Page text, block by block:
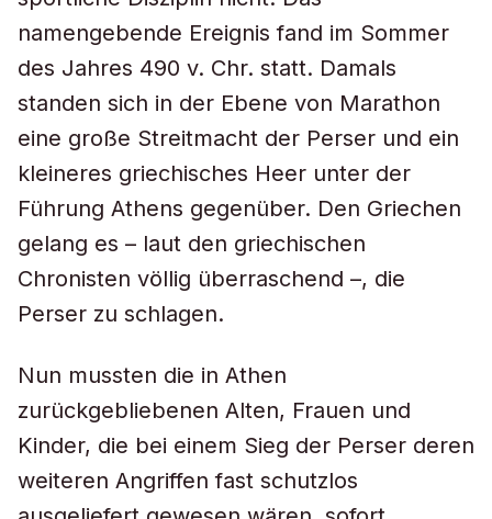
namengebende Ereignis fand im Sommer
des Jahres 490 v. Chr. statt. Damals
standen sich in der Ebene von Marathon
eine große Streitmacht der Perser und ein
kleineres griechisches Heer unter der
Führung Athens gegenüber. Den Griechen
gelang es – laut den griechischen
Chronisten völlig überraschend –, die
Perser zu schlagen.
Nun mussten die in Athen
zurückgebliebenen Alten, Frauen und
Kinder, die bei einem Sieg der Perser deren
weiteren Angriffen fast schutzlos